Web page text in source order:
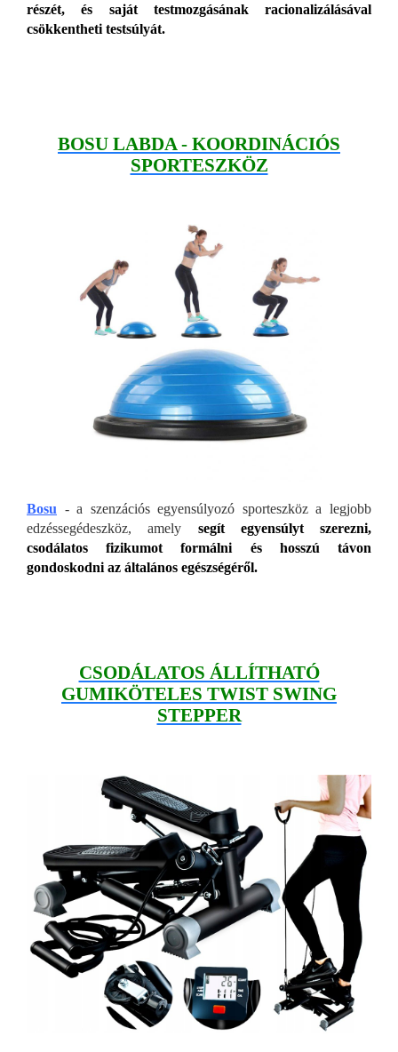
részét, és saját testmozgásának racionalizálásával
csökkentheti testsúlyát.
BOSU LABDA - KOORDINÁCIÓS
SPORTESZKÖZ
Bosu - a szenzációs egyensúlyozó sporteszköz a legjobb
edzéssegédeszköz, amely segít egyensúlyt szerezni,
csodálatos fizikumot formálni és hosszú távon
gondoskodni az általános egészségéről.
CSODÁLATOS ÁLLÍTHATÓ
GUMIKÖTELES TWIST SWING
STEPPER